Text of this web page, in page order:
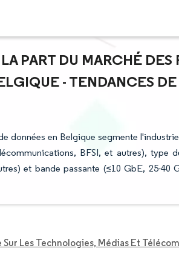
PART DU MARCHÉ DES
- TENDANCES
données en Belgique segmente
BFSI, et autres), type
et bande passante (≤10 GbE, 25-40
Sur Les Technologies, Médias Et